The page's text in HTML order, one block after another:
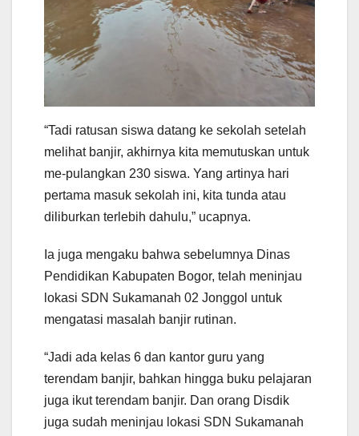
“Tadi ratusan siswa datang ke sekolah setelah
melihat banjir, akhirnya kita memutuskan untuk
me-pulangkan 230 siswa. Yang artinya hari
pertama masuk sekolah ini, kita tunda atau
diliburkan terlebih dahulu,” ucapnya.
Ia juga mengaku bahwa sebelumnya Dinas
Pendidikan Kabupaten Bogor, telah meninjau
lokasi SDN Sukamanah 02 Jonggol untuk
mengatasi masalah banjir rutinan.
“Jadi ada kelas 6 dan kantor guru yang
terendam banjir, bahkan hingga buku pelajaran
juga ikut terendam banjir. Dan orang Disdik
juga sudah meninjau lokasi SDN Sukamanah